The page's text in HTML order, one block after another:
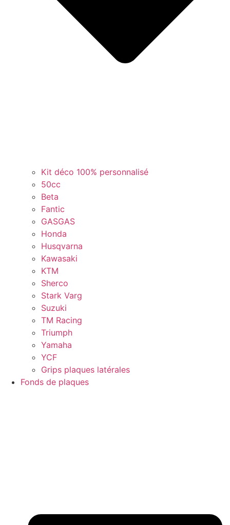
Kit déco 100% personnalisé
50cc
Beta
Fantic
GASGAS
Honda
Husqvarna
Kawasaki
KTM
Sherco
Stark Varg
Suzuki
TM Racing
Triumph
Yamaha
YCF
Grips plaques latérales
Fonds de plaques